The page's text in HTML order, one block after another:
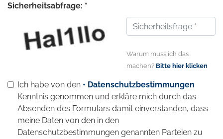
Sicherheitsabfrage: *
Warum muss ich das
machen? Bitte hier klicken
Ich habe von den • Datenschutzbestimmungen
Kenntnis genommen und erkläre mich durch das
Absenden des Formulars damit einverstanden, dass
meine Daten von den in den
Datenschutzbestimmungen genannten Parteien zu